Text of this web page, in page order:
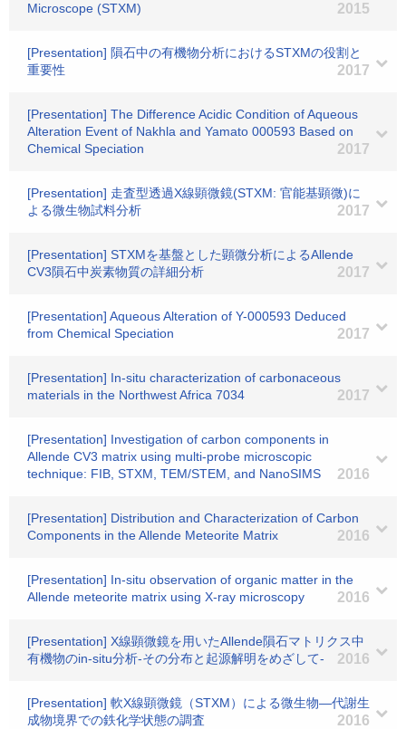
Microscope (STXM)
2015
[Presentation] 隕石中の有機物分析におけるSTXMの役割と
重要性
2017
[Presentation] The Difference Acidic Condition of Aqueous
Alteration Event of Nakhla and Yamato 000593 Based on
Chemical Speciation
2017
[Presentation] 走査型透過X線顕微鏡(STXM: 官能基顕微)に
よる微生物試料分析
2017
[Presentation] STXMを基盤とした顕微分析によるAllende
CV3隕石中炭素物質の詳細分析
2017
[Presentation] Aqueous Alteration of Y-000593 Deduced
from Chemical Speciation
2017
[Presentation] In-situ characterization of carbonaceous
materials in the Northwest Africa 7034
2017
[Presentation] Investigation of carbon components in
Allende CV3 matrix using multi-probe microscopic
technique: FIB, STXM, TEM/STEM, and NanoSIMS
2016
[Presentation] Distribution and Characterization of Carbon
Components in the Allende Meteorite Matrix
2016
[Presentation] In-situ observation of organic matter in the
Allende meteorite matrix using X-ray microscopy
2016
[Presentation] X線顕微鏡を用いたAllende隕石マトリクス中
有機物のin-situ分析-その分布と起源解明をめざして-
2016
[Presentation] 軟X線顕微鏡（STXM）による微生物―代謝生
成物境界での鉄化学状態の調査
2016